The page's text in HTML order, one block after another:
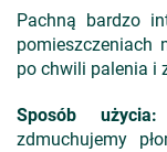
Pachną bardzo
pomieszczeniach
po chwili palenia i
Sposób użycia:
zdmuchujemy